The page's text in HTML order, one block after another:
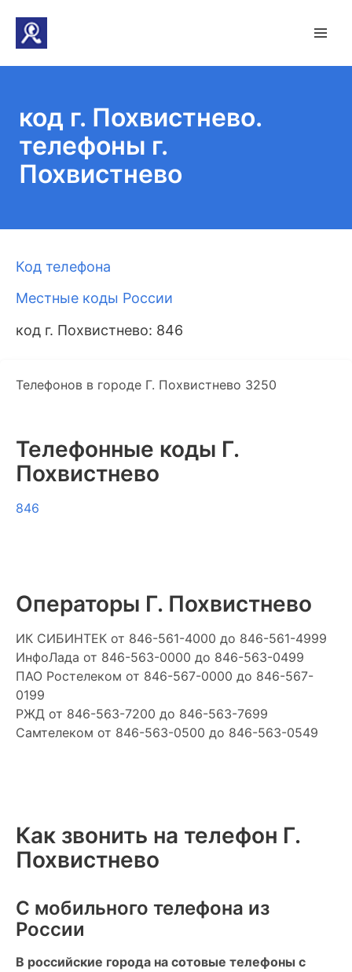
код г. Похвистнево.
телефоны г.
Похвистнево
Код телефона
Местные коды России
код г. Похвистнево: 846
Телефонов в городе Г. Похвистнево 3250
Телефонные коды Г.
Похвистнево
846
Операторы Г. Похвистнево
ИК СИБИНТЕК от 846-561-4000 до 846-561-4999
ИнфоЛада от 846-563-0000 до 846-563-0499
ПАО Ростелеком от 846-567-0000 до 846-567-
0199
РЖД от 846-563-7200 до 846-563-7699
Самтелеком от 846-563-0500 до 846-563-0549
Как звонить на телефон Г.
Похвистнево
С мобильного телефона из
России
В российские города на сотовые телефоны с